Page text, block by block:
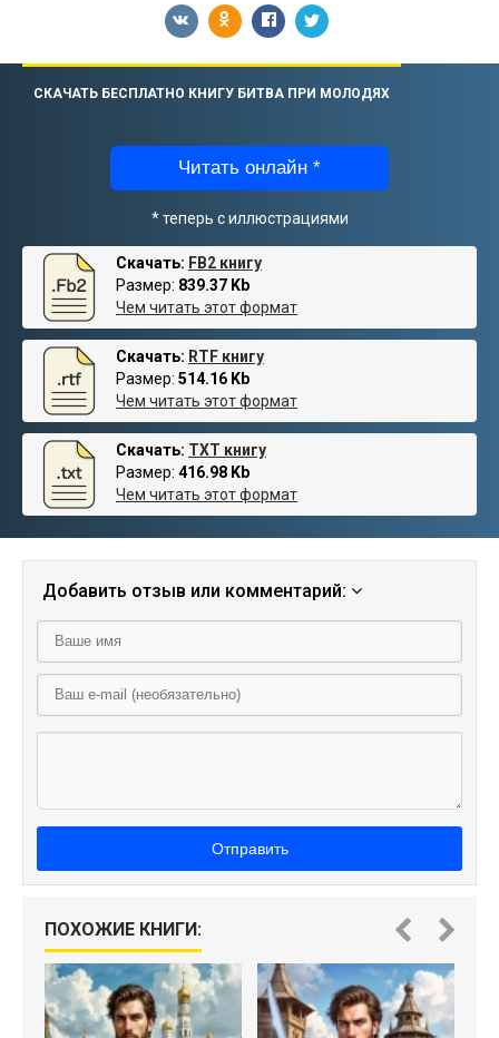
СКАЧАТЬ БЕСПЛАТНО КНИГУ БИТВА ПРИ МОЛОДЯХ
Читать онлайн *
* теперь с иллюстрациями
Скачать: FB2 книгу
Размер: 839.37 Kb
Чем читать этот формат
Скачать: RTF книгу
Размер: 514.16 Kb
Чем читать этот формат
Скачать: TXT книгу
Размер: 416.98 Kb
Чем читать этот формат
Добавить отзыв или комментарий:
Отправить
ПОХОЖИЕ КНИГИ: